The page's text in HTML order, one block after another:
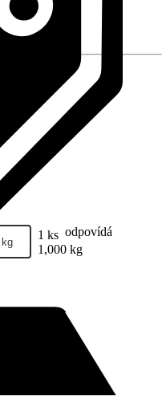
kg 1 ks odpovídá
1,000 kg